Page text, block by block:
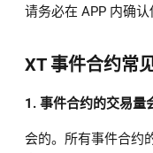
请务必在 APP 内确认
XT 事件合约常
1. 事件合约的交易量
会的。所有事件合约